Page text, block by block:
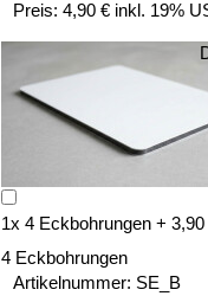
Preis: 4,90 € inkl. 19%
1x 4 Eckbohrungen + 3,90
4 Eckbohrungen
Artikelnummer: SE_B